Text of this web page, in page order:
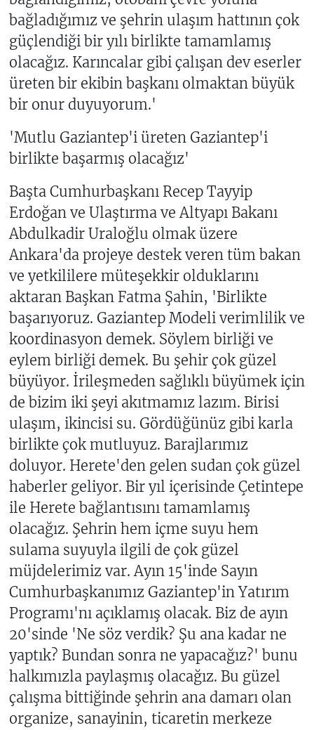
bağladığımız ve şehrin ulaşım hattının çok
güçlendiği bir yılı birlikte tamamlamış
olacağız. Karıncalar gibi çalışan dev eserler
üreten bir ekibin başkanı olmaktan büyük
bir onur duyuyorum.'
'Mutlu Gaziantep'i üreten Gaziantep'i
birlikte başarmış olacağız'
Başta Cumhurbaşkanı Recep Tayyip
Erdoğan ve Ulaştırma ve Altyapı Bakanı
Abdulkadir Uraloğlu olmak üzere
Ankara'da projeye destek veren tüm bakan
ve yetkililere müteşekkir olduklarını
aktaran Başkan Fatma Şahin, 'Birlikte
başarıyoruz. Gaziantep Modeli verimlilik ve
koordinasyon demek. Söylem birliği ve
eylem birliği demek. Bu şehir çok güzel
büyüyor. İrileşmeden sağlıklı büyümek için
de bizim iki şeyi akıtmamız lazım. Birisi
ulaşım, ikincisi su. Gördüğünüz gibi karla
birlikte çok mutluyuz. Barajlarımız
doluyor. Herete'den gelen sudan çok güzel
haberler geliyor. Bir yıl içerisinde Çetintepe
ile Herete bağlantısını tamamlamış
olacağız. Şehrin hem içme suyu hem
sulama suyuyla ilgili de çok güzel
müjdelerimiz var. Ayın 15'inde Sayın
Cumhurbaşkanımız Gaziantep'in Yatırım
Programı'nı açıklamış olacak. Biz de ayın
20'sinde 'Ne söz verdik? Şu ana kadar ne
yaptık? Bundan sonra ne yapacağız?' bunu
halkımızla paylaşmış olacağız. Bu güzel
çalışma bittiğinde şehrin ana damarı olan
organize, sanayinin, ticaretin merkeze